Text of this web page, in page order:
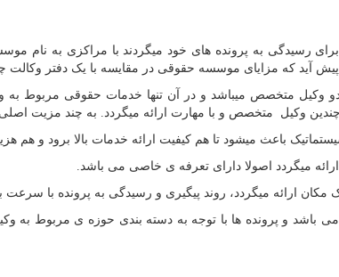
رسیدگی به پرونده های خود میگردند با مراکزی به نام
آید که مزایای موسسه حقوقی در مقایسه با یک دفتر وکالت
وکیل متخصص میباشد و در آن تنها خدمات حقوقی مربوط به
وکیل متخصص و با مهارت ارائه میگردد. به چند مزیت
باشد و پرونده ها با توجه به دسته بندی حوزه ی مربوط به